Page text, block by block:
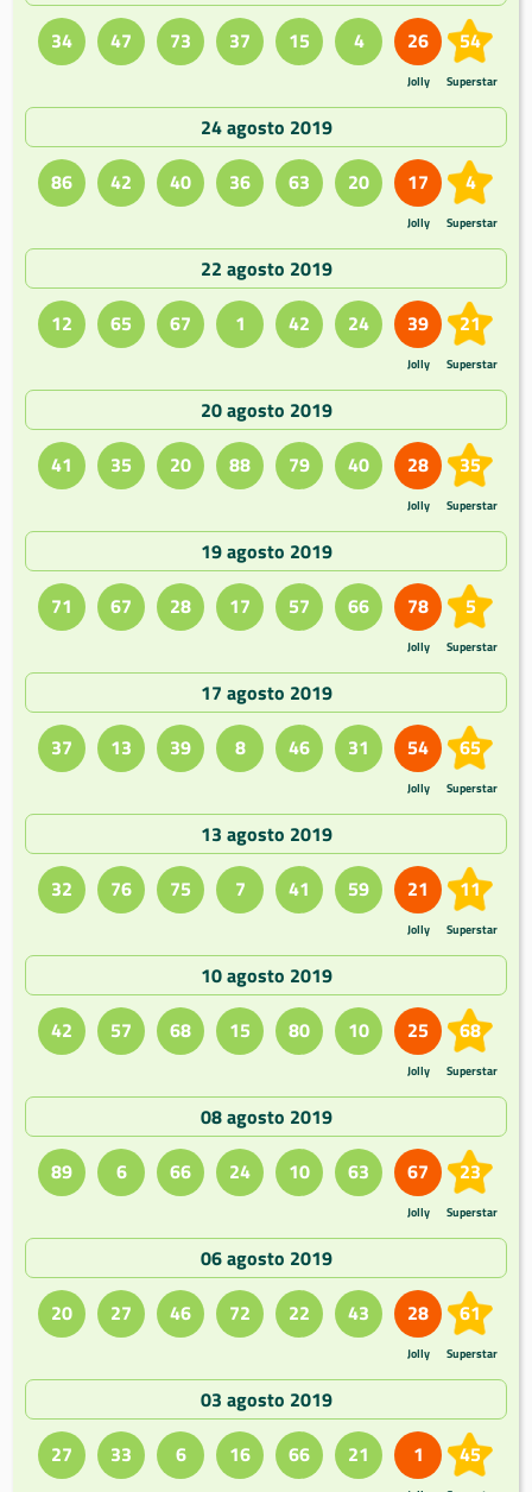
34
47 73 37 15 4 26
Jolly
54
Superstar
24 agosto 2019
86
42 40 36 63 20 17
Jolly
4
Superstar
22 agosto 2019
12
65 67 1 42 24 39
Jolly
21
Superstar
20 agosto 2019
41
35 20 88 79 40 28
Jolly
35
Superstar
19 agosto 2019
71
67 28 17 57 66 78
Jolly
5
Superstar
17 agosto 2019
37
13 39 8 46 31 54
Jolly
65
Superstar
13 agosto 2019
32
76 75 7 41 59 21
Jolly
11
Superstar
10 agosto 2019
42
57 68 15 80 10 25
Jolly
68
Superstar
08 agosto 2019
89
6 66 24 10 63 67
Jolly
23
Superstar
06 agosto 2019
20
27 46 72 22 43 28
Jolly
61
Superstar
03 agosto 2019
27
33 6 16 66 21 1 45